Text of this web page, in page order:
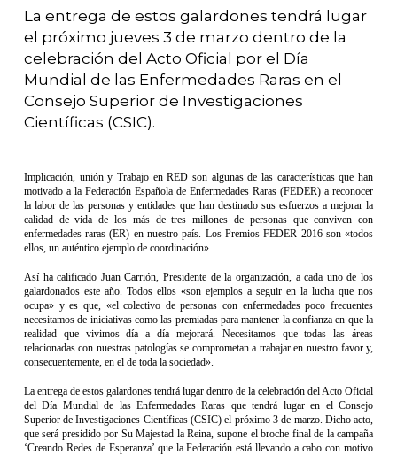
La entrega de estos galardones tendrá lugar
el próximo jueves 3 de marzo dentro de la
celebración del Acto Oficial por el Día
Mundial de las Enfermedades Raras en el
Consejo Superior de Investigaciones
Científicas (CSIC).
Implicación, unión y Trabajo en RED son algunas de las características que han
motivado a la Federación Española de Enfermedades Raras (FEDER) a reconocer
la labor de las personas y entidades que han destinado sus esfuerzos a mejorar la
calidad de vida de los más de tres millones de personas que conviven con
enfermedades raras (ER) en nuestro país. Los Premios FEDER 2016 son «todos
ellos, un auténtico ejemplo de coordinación».
Así ha calificado Juan Carrión, Presidente de la organización, a cada uno de los
galardonados este año. Todos ellos «son ejemplos a seguir en la lucha que nos
ocupa» y es que, «el colectivo de personas con enfermedades poco frecuentes
necesitamos de iniciativas como las premiadas para mantener la confianza en que la
realidad que vivimos día a día mejorará. Necesitamos que todas las áreas
relacionadas con nuestras patologías se comprometan a trabajar en nuestro favor y,
consecuentemente, en el de toda la sociedad».
La entrega de estos galardones tendrá lugar dentro de la celebración del Acto Oficial
del Día Mundial de las Enfermedades Raras que tendrá lugar en el Consejo
Superior de Investigaciones Científicas (CSIC) el próximo 3 de marzo. Dicho acto,
que será presidido por Su Majestad la Reina, supone el broche final de la campaña
‘Creando Redes de Esperanza’ que la Federación está llevando a cabo con motivo